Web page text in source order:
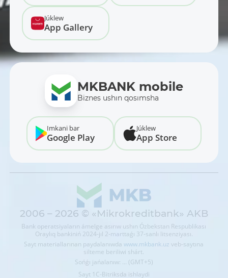
Júklew
App Gallery
MKBANK mobile
Biznes ushın qosımsha
Imkani bar
Google Play
Júklew
App Store
2006 – 2026 © «Mikrokreditbank» AKB
Bank operatsiyaların ámelge asırıw ushın Ózbekstan Respublikası
Oraylıq bankiniń 2024-jıl 2-marttaǵı 37-sanlı litsenziyası.
Sayt materiallarınan paydalanıwdawww.mkbank.uz veb-saytına
silteme beriliwi shárt.
Sońǵı jańalanıw: ... (GMT+5)
Sayt 1C-Bitriksda ishlaydi